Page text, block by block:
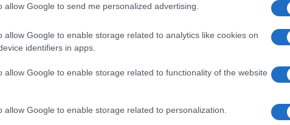
allow Google to send me personalized advertising.
allow Google to enable storage related to analytics like cookies on
identifiers in apps.
allow Google to enable storage related to functionality of the website
allow Google to enable storage related to personalization.
d’Algérie. En soutien à cet appel, 83 citoyens ont
qui marque le début de la Guerre
Président de la République, Emmanuel Macron. En
Audin, un mathématicien communiste, par
il a admis le meurtre de l’avocat Ali Boumendjel,